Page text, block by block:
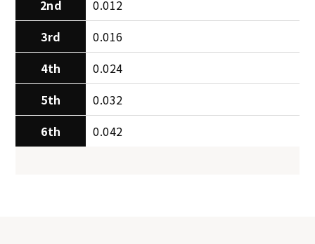
2nd
0.012
3rd
0.016
4th
0.024
5th
0.032
6th
0.042